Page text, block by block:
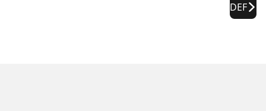
DEF